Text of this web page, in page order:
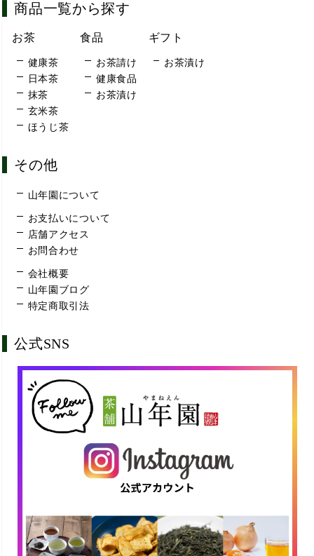
商品一覧から探す
お茶
健康茶
日本茶
抹茶
玄米茶
ほうじ茶
食品
お茶請け
健康食品
お茶漬け
ギフト
お茶漬け
その他
山年園について
お支払いについて
店舗アクセス
お問合わせ
会社概要
山年園ブログ
特定商取引法
公式SNS